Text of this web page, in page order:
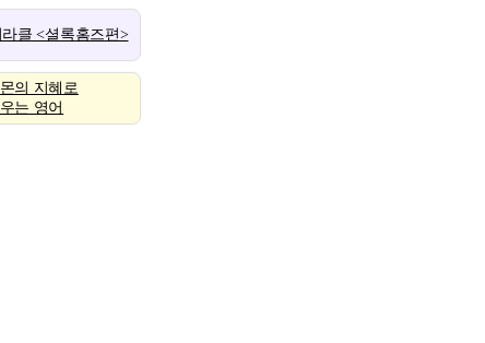
클 <셜록홈즈편>
의 지혜로
는 영어